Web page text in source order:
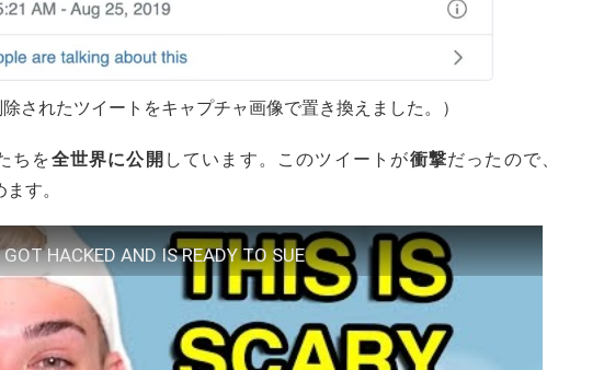
されたツイートをキャプチャ画像で置き換えました。）
ちを全世界に公開 しています。このツイートが衝撃だったので、
す。
HACKED AND IS READY TO SUE